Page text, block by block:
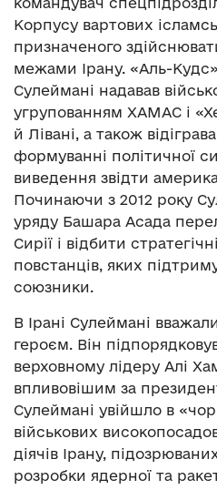
Корпусу вартових
призначеного
межами Ірану. «Аль-
Сулеймані надавав
угрупованням ХАМАС і
й Лівані, а також
формуванні політичної
виведення звідти
Починаючи з 2012 року
уряду Башара Асада
Сирії і відбити
повстанців, яких
союзники.
В Ірані Сулеймані
героєм. Він
верховному лідеру Алі
впливовішим за
Сулеймані увійшло в
військових
діячів Ірану,
розробки ядерної та